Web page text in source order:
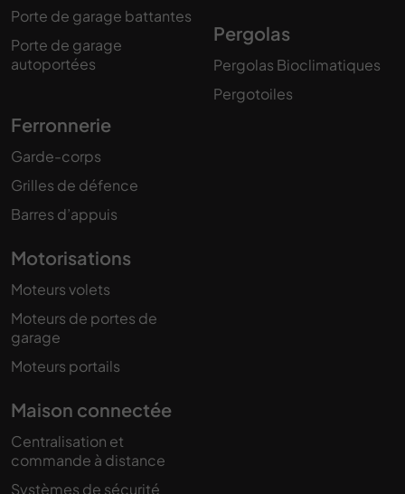
Porte de garage battantes
Porte de garage
autoportées
Pergolas
Pergolas Bioclimatiques
Pergotoiles
Ferronnerie
Garde-corps
Grilles de défence
Barres d’appuis
Motorisations
Moteurs volets
Moteurs de portes de
garage
Moteurs portails
Maison connectée
Centralisation et
commande à distance
Systèmes de sécurité